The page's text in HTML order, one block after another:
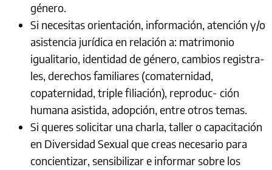
género.
Si necesitas orientación, información, atención y/o
asistencia jurídica en relación a: matrimonio
igualitario, identidad de género, cambios registra-
les, derechos familiares (comaternidad,
copaternidad, triple filiación), reproduc- ción
humana asistida, adopción, entre otros temas.
Si queres solicitar una charla, taller o capacitación
en Diversidad Sexual que creas necesario para
concientizar, sensibilizar e informar sobre los